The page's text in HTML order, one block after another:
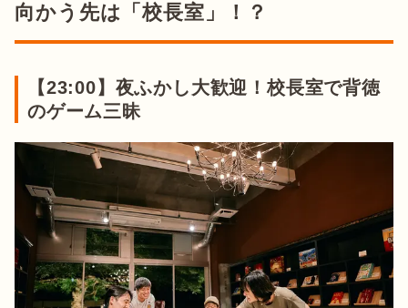
向かう先は「校長室」！？
【23:00】夜ふかし大歓迎！校長室で背徳
のゲーム三昧